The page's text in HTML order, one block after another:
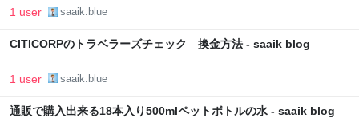
1 user saaik.blue
CITICORPのトラベラーズチェック 換金方法 - saaik blog
1 user saaik.blue
通販で購入出来る18本入り500mlペットボトルの水 - saaik blog